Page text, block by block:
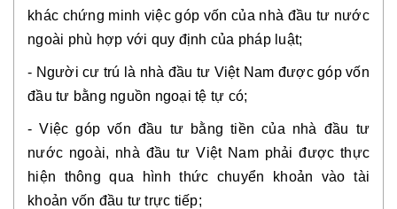
khác chứng minh việc góp vốn của nhà đầu tư nước
ngoài phù hợp với quy định của pháp luật;
- Người cư trú là nhà đầu tư Việt Nam được góp vốn
đầu tư bằng nguồn ngoại tệ tự có;
- Việc góp vốn đầu tư bằng tiền của nhà đầu tư
nước ngoài, nhà đầu tư Việt Nam phải được thực
hiện thông qua hình thức chuyển khoản vào tài
khoản vốn đầu tư trực tiếp;